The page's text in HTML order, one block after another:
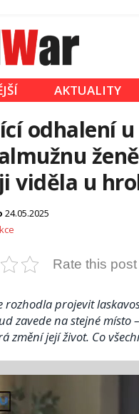
AKTUALITY
odhalení
viděla u
24.05.2025
Rate this post
rozhodla projevit
zavede na stejné místo
změní její život. Co